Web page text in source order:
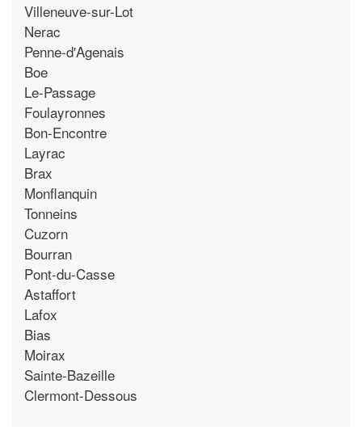
Villeneuve-sur-Lot
Nerac
Penne-d'Agenais
Boe
Le-Passage
Foulayronnes
Bon-Encontre
Layrac
Brax
Monflanquin
Tonneins
Cuzorn
Bourran
Pont-du-Casse
Astaffort
Lafox
Bias
Moirax
Sainte-Bazeille
Clermont-Dessous